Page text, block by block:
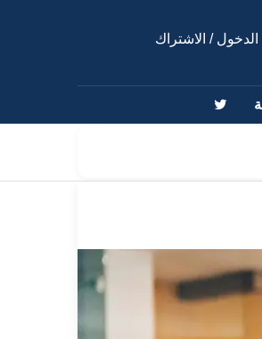
الدخول / الاشتراك